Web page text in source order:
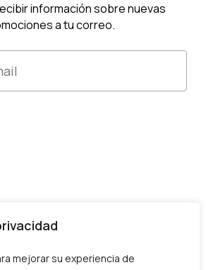
mejorar su experiencia de
información sobre nuevas
a tu correo.